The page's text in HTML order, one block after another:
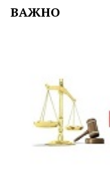
ВАЖНО